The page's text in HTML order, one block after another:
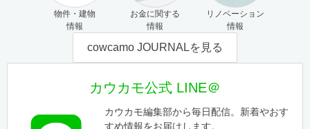
物件・建物
情報
お金に関する
情報
リノベーション
情報
cowcamo JOURNALを見る
カウカモ公式 LINE＠
カウカモ編集部から毎日配信。新着やおす
すめ情報をお届けします。